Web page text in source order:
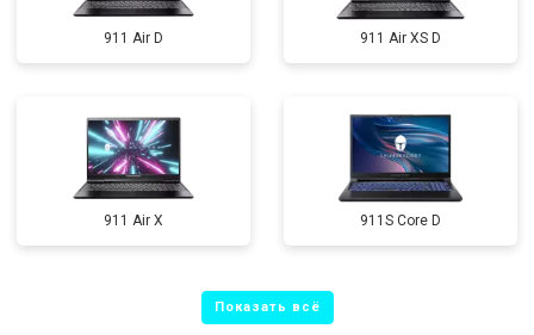
911 Air D 911 Air XS D
911 Air X 911S Core D